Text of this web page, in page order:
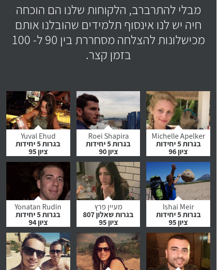
מבלי להתרברב, הלקוחות שלנו הם הוכחה
חיה יש לנו אינסוף תלמידים שהובלנו אותם
מכישלונות להצלחה מסחררת בין 90 ל- 100
בזמן קצר.
Michelle Apelker
בגרות 5 יחידות
ציון 96
לחץ לצפייה
בהמלצה
Roei Shapira
בגרות 5 יחידות
ציון 90
לחץ לצפייה
בהמלצה
Yuval Ehud
בגרות 5 יחידות
ציון 95
לחץ לצפייה
בהמלצה
Ishai Meir
בגרות 5 יחידות
ציון 95
לחץ לצפייה
בהמלצה
מעיין פרץ
בגרות שאלון 807
ציון 95
לחץ לצפייה
בהמלצה
Yonatan Rudin
בגרות 5 יחידות
ציון 94
לחץ לצפייה
בהמלצה